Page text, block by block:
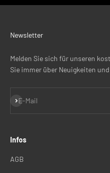
Newsletter
Melden Sie sich für unseren
Sie immer über Neuigkeiten
E-Mail
Abonnieren
Infos
AGB